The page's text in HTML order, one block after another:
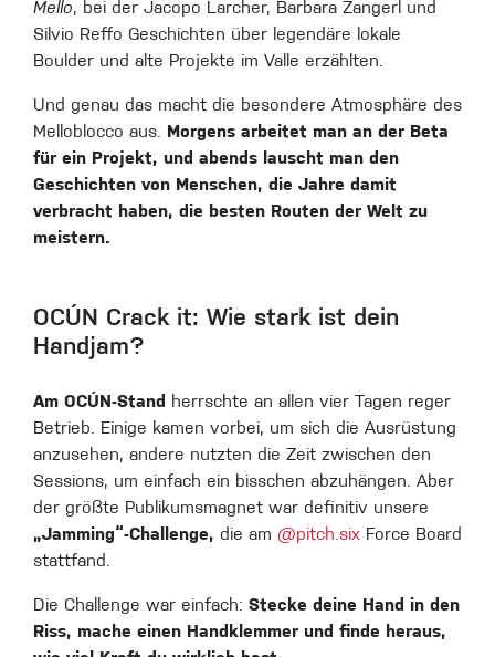
Mello, bei der Jacopo Larcher, Barbara Zangerl und
Silvio Reffo Geschichten über legendäre lokale
Boulder und alte Projekte im Valle erzählten.
Und genau das macht die besondere Atmosphäre des
Melloblocco aus. Morgens arbeitet man an der Beta
für ein Projekt, und abends lauscht man den
Geschichten von Menschen, die Jahre damit
verbracht haben, die besten Routen der Welt zu
meistern.
OCÚN Crack it: Wie stark ist dein
Handjam?
Am OCÚN-Stand
herrschte an allen vier Tagen reger
Betrieb. Einige kamen vorbei, um sich die Ausrüstung
anzusehen, andere nutzten die Zeit zwischen den
Sessions, um einfach ein bisschen abzuhängen. Aber
der größte Publikumsmagnet war definitiv unsere
„Jamming“-Challenge, die am @pitch.six Force Board
stattfand.
Die Challenge war einfach: Stecke deine Hand in den
Riss, mache einen Handklemmer und finde heraus,